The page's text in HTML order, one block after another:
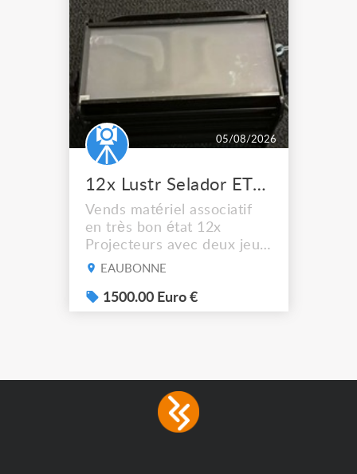
05/08/2026
12x Lustr Selador ETC Led 7x colors filtres
Vends matériel associatif
en très bon état 12x
Projecteurs avec deux jeux
de filtre filtre Lustr Selador
system – seven colour
LEDs providing the
consumption The
permanence of a 50,000-
EAUBONNE
1500.00 Euro €